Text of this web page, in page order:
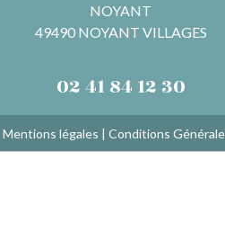
NOYANT
49490 NOYANT VILLAGES
02 41 84 12 30
Mentions légales | Conditions